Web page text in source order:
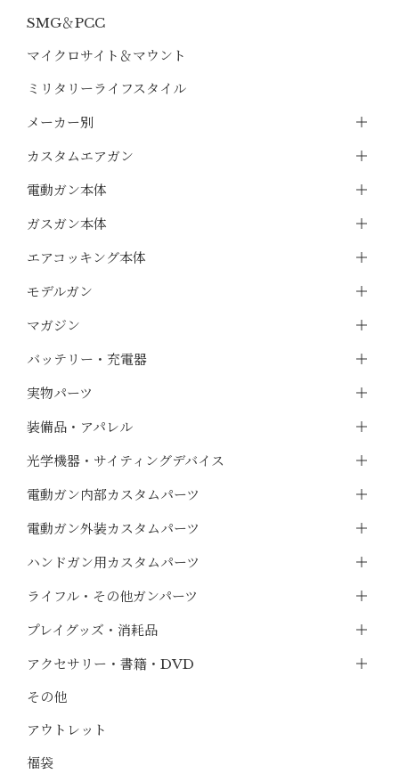
SMG＆PCC
マイクロサイト＆マウント
ミリタリーライフスタイル
メーカー別
カスタムエアガン
電動ガン本体
ガスガン本体
エアコッキング本体
モデルガン
マガジン
バッテリー・充電器
実物パーツ
装備品・アパレル
光学機器・サイティングデバイス
電動ガン内部カスタムパーツ
電動ガン外装カスタムパーツ
ハンドガン用カスタムパーツ
ライフル・その他ガンパーツ
プレイグッズ・消耗品
アクセサリー・書籍・DVD
その他
アウトレット
福袋